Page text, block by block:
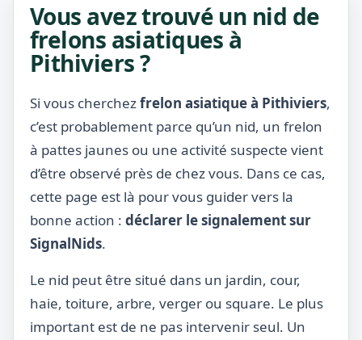
Vous avez trouvé un nid de
frelons asiatiques à
Pithiviers ?
Si vous cherchezfrelon asiatique à Pithiviers,
c’est probablement parce qu’un nid, un frelon
à pattes jaunes ou une activité suspecte vient
d’être observé près de chez vous. Dans ce cas,
cette page est là pour vous guider vers la
bonne action : déclarer le signalement sur
SignalNids.
Le nid peut être situé dans un jardin, cour,
haie, toiture, arbre, verger ou square. Le plus
important est de ne pas intervenir seul. Un